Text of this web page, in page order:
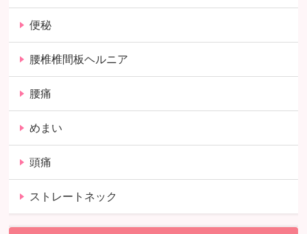
便秘
腰椎椎間板ヘルニア
腰痛
めまい
頭痛
ストレートネック